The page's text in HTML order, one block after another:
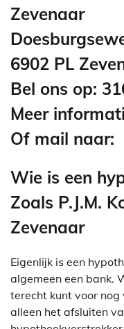
Zevenaar
6902 PL
Bel ons op:
Meer
Of mail naar:
Wie is een
Zoals P.J.M.
Zevenaar
Eigenlijk is een
algemeen een bank.
terecht kunt voor
alleen het afsluiten